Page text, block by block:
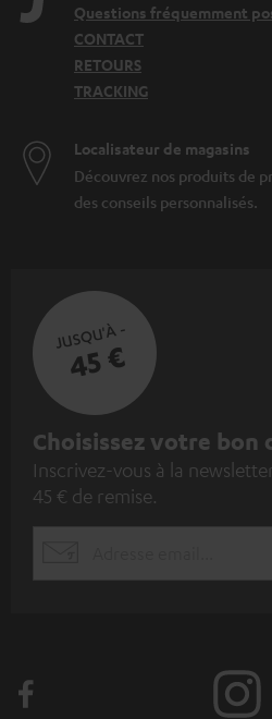
Questions fréquemment
CONTACT
RETOURS
TRACKING
Localisateur de magasins
Découvrez nos produits de
des conseils personnalisés.
JUSQU'À -
45 €
I
n
s
z
Choisissez votre bon
Inscrivez-vous à la
45 € de remise.